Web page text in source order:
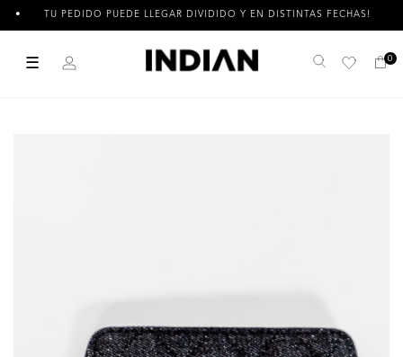
TU PEDIDO PUEDE LLEGAR DIVIDIDO Y EN DISTINTAS FECHAS!
☰ Buscar 0